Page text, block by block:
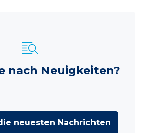
nach Neuigkeiten?
neuesten Nachrichten